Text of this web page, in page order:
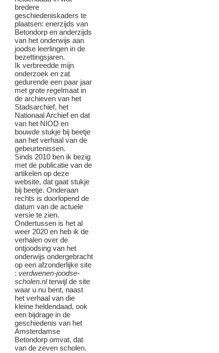
bredere
geschiedeniskaders te
plaatsen: enerzijds van
Betondorp en anderzijds
van het onderwijs aan
joodse leerlingen in de
bezettingsjaren.
Ik verbreedde mijn
onderzoek en zat
gedurende een paar jaar
met grote regelmaat in
de archieven van het
Stadsarchief, het
Nationaal Archief en dat
van het NIOD en
bouwde stukje bij beetje
aan het verhaal van de
gebeurtenissen.
Sinds 2010 ben ik bezig
met de publicatie van de
artikelen op deze
website, dat gaat stukje
bij beetje. Onderaan
rechts is doorlopend de
datum van de actuele
versie te zien.
Ondertussen is het al
weer 2020 en heb ik de
verhalen over de
ontjoodsing van het
onderwijs ondergebracht
op een afzonderlijke site
: verdwenen-joodse-
scholen.nlterwijl de site
waar u nu bent, naast
het verhaal van die
kleine heldendaad, ook
een bijdrage in de
geschiedenis van het
Amsterdamse
Betondorp omvat, dat
van de zeven scholen.